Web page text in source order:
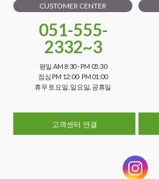
CUSTOMER CENTER
051-555-
2332~3
평일 AM 8:30 - PM 05:30
점심 PM 12:00- PM 01:00
휴무 토요일, 일요일, 공휴일
고객센터 연결